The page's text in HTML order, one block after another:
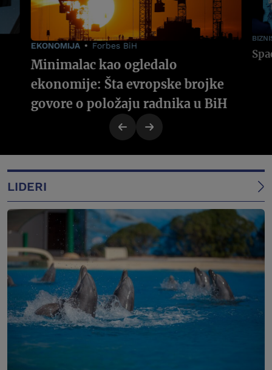
EKONOMIJA Forbes BiH
Minimalac kao ogledalo
ekonomije: Šta evropske brojke
govore o položaju radnika u BiH
LIDERI